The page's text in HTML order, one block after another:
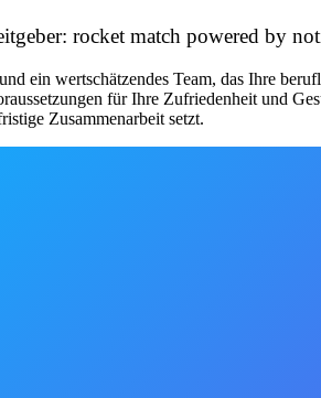
rocket match powered by
ein wertschätzendes Team, das Ihre
für Ihre Zufriedenheit und
Zusammenarbeit setzt.